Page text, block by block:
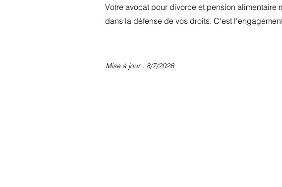
Votre avocat pour divorce et pension alimentaire
dans la défense de vos droits. C'est
Mise à jour : 8/7/2026